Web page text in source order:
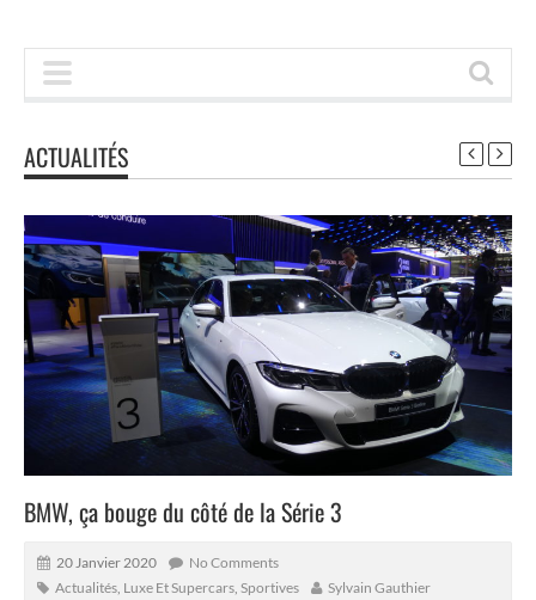
ACTUALITÉS
BMW, ça bouge du côté de la Série 3
20 Janvier 2020
No Comments
Actualités Luxe Et Supercars Sportives Sylvain Gauthier